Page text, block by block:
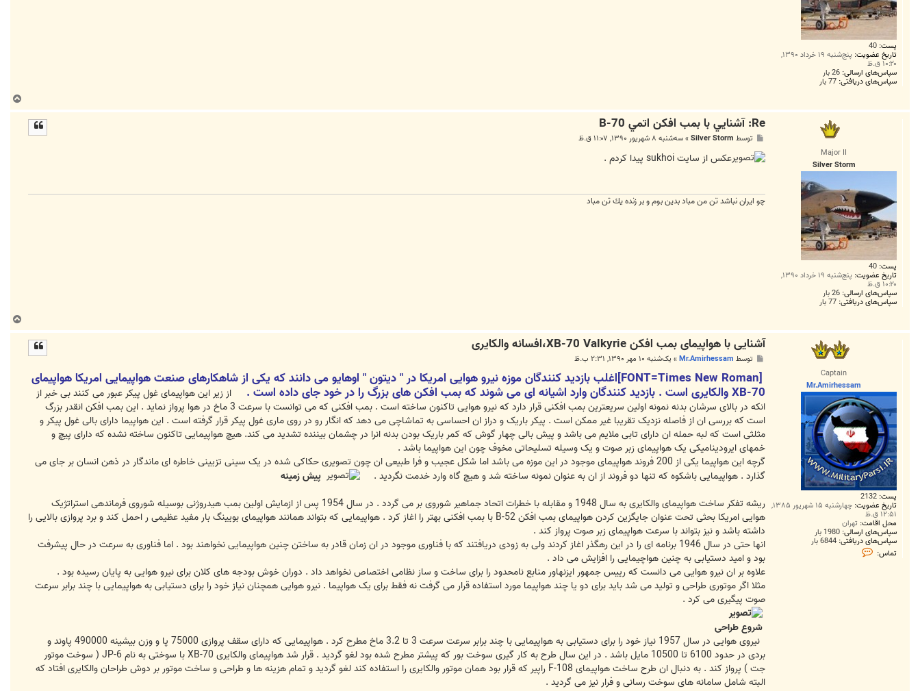
پست: 40
تاریخ عضویت: پنج‌شنبه ۱۹ خرداد ۱۳۹۰,
۱۰:۲۰ ق.ظ
سپاس‌های ارسالی: 26 بار
سپاس‌های دریافتی: 77 بار
ا
Major II
Silver Storm
پست: 40
تاریخ عضویت: پنج‌شنبه ۱۹ خرداد ۱۳۹۰,
۱۰:۲۰ ق.ظ
سپاس‌های ارسالی: 26 بار
سپاس‌های دریافتی: 77 بار
Re: آشنايي با بمب افکن اتمي B-70
ت
توسط Silver Storm
»سه‌شنبه ۸ شهریور ۱۳۹۰, ۱۱:۰۷ ق.ظ
عكس از سايت sukhoi پيدا كردم .
چو ايران نباشد تن من مباد بدين بوم و بر زنده يك تن مباد
ا
Captain
Mr.Amirhessam
پست: 2132
تاریخ عضویت: چهارشنبه ۱۵ شهریور ۱۳۸۵,
۱۲:۵۱ ق.ظ
محل اقامت: تهران
سپاس‌های ارسالی: 1980 بار
سپاس‌های دریافتی: 6844 بار
تماس:
آشنایی با هواپیمای بمب افکن XB-70 Valkyrie،افسانه والکایری
ت
توسط Mr.Amirhessam
» یک‌شنبه ۱۰ مهر ۱۳۹۰, ۲:۳۱ ب.ظ
[FONT=Times New Roman]اغلب بازدید کنندگان موزه نیرو هوایی امریکا در " دیتون " اوهایو می دانند که یکی از شاهکارهای صنعت هواپیمایی امریکا هواپیمای
XB-70 والکایری است . بازدید کنندگان وارد اشیانه ای می شوند که بمب افکن های بزرگ را در خود جای داده است .
از زیر این هواپیمای غول پیکر عبور می کنند بی خبر از
انکه در بالای سرشان بدنه نمونه اولین سریعترین بمب افکنی قرار دارد که نیرو هوایی تاکنون ساخته است . بمب افکنی که می توانست با سرعت 3 ماخ در هوا پرواز نماید . این بمب افکن انقدر بزرگ
است که بررسی ان از فاصله نزدیک تقریبا غیر ممکن است . پیکر باریک و دراز ان احساسی به تماشاچی می دهد که انگار رو در روی ماری غول پیکر قرار گرفته است . این هواپیما دارای بالی غول پیکر و
مثلثی است که لبه حمله ان دارای تابی ملایم می باشد و پیش بالی چهار گوش که کمر باریک بودن بدنه انرا در چشمان بیننده تشدید می کند. هیچ هواپیمایی تاکنون ساخته نشده که دارای پیچ و
خمهای ایرودینامیکی یک هواپیمای زبر صوت و یک وسیله تسلیحاتی مخوف چون این هواپیما باشد .
گرچه این هواپیما یکی از 200 فروند هواپیمای موجود در این موزه می باشد اما شکل عجیب و فرا طبیعی ان چون تصویری حکاکی شده در یک سینی تزیینی خاطره ای ماندگار در ذهن انسان بر جای می
گذارد . هواپیمایی باشکوه که تنها دو فروند از ان به عنوان نمونه ساخته شد و هیچ گاه وارد خدمت نگردید .
پیش زمینه
ریشه تفکر ساخت هواپیمای والکایری به سال 1948 و مقابله با خطرات اتحاد جماهیر شوروی بر می گردد . در سال 1954 پس از ازمایش اولین بمب هیدروژنی بوسیله شوروی فرماندهی استراتژیک
هوایی امریکا بحثی تحت عنوان جایگزین کردن هواپیمای بمب افکن B-52 با بمب افکنی بهتر را اغاز کرد . هواپیمایی که بتواند همانند هواپیمای بویینگ بار مفید عظیمی ر احمل کند و برد پروازی بالایی را
داشته باشد و نیز بتواند با سرعت هواپیمای زبر صوت پرواز کند .
انها حتی در سال 1946 برنامه ای را در این رهگذر اغاز کردند ولی به زودی دریافتند که با فناوری موجود در ان زمان قادر به ساختن چنین هواپیمایی نخواهند بود . اما فناوری به سرعت در حال پیشرفت
بود و امید دستیابی به چنین هواچیمایی را افزایش می داد .
علاوه بر ان نیرو هوایی می دانست که رییس جمهور ایزنهاور منابع نامحدود را برای ساخت و ساز نظامی اختصاص نخواهد داد . دوران خوش بودجه های کلان برای نیرو هوایی به پایان رسیده بود .
مثلا اگر موتوری طراحی و تولید می شد باید برای دو یا چند هواپیما مورد استفاده قرار می گرفت نه فقط برای یک هواپیما . نیرو هوایی همچنان نیاز خود را برای دستیابی به هواپیمایی با چند برابر سرعت
صوت پیگیری می کرد .
شروع طراحی
نیروی هوایی در سال 1957 نیاز خود را برای دستیابی به هواپیمایی با چند برابر سرعت سرعت 3 تا 3.2 ماخ مطرح کرد . هواپیمایی که دارای سقف پروازی 75000 پا و وزن بیشینه 490000 پاوند و
بردی در حدود 6100 تا 10500 مایل باشد . در این سال طرح به کار گیری سوخت بور که پیشتر مطرح شده بود لغو گردید . قرار شد هواپیمای والکایری XB-70 با سوختی به نام JP-6 ( سوخت موتور
جت ) پرواز کند . به دنبال ان طرح ساخت هواپیمای F-108 راپیر که قرار بود همان موتور والکایری را استفاده کند لغو گردید و تمام هزینه ها و طراحی و ساخت موتور بر دوش طراحان والکایری افتاد که
البته شامل سامانه های سوخت رسانی و فرار نیز می گردید .